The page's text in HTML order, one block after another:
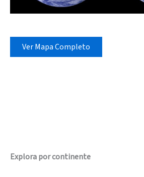
Ver Mapa Completo
Explora por continente